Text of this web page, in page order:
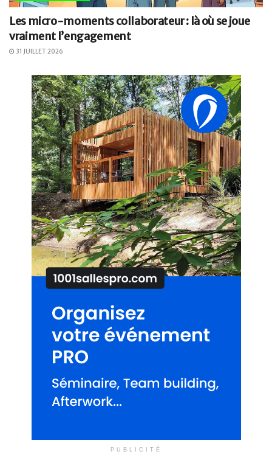
Les micro-moments collaborateur : là où se joue
vraiment l’engagement
31 JUILLET 2026
PUBLICITÉ